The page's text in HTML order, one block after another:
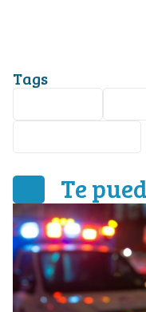
Tags
Te